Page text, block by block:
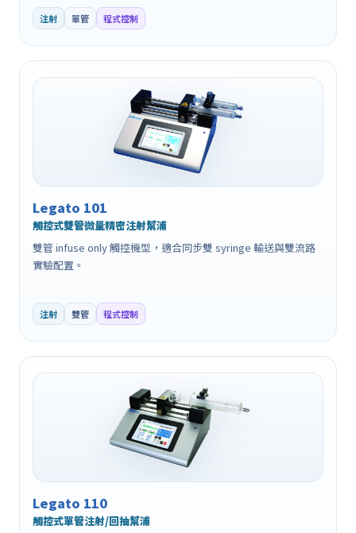
注射 單管 程式控制
Legato 101
觸控式雙管微量精密注射幫浦
雙管 infuse only 觸控機型，適合同步雙 syringe 輸送與雙流路
實驗配置。
注射 雙管 程式控制
Legato 110
觸控式單管注射/回抽幫浦